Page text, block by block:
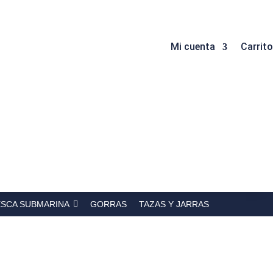
Mi cuenta Carrito
SUBMARINA GORRAS TAZAS Y JARRAS